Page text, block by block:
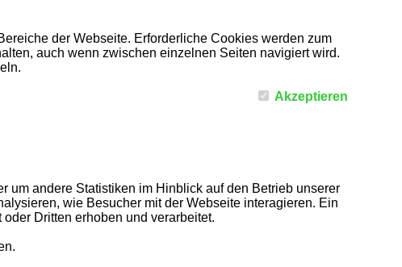
der Webseite. Erforderliche Cookies werden zum
auch wenn zwischen einzelnen Seiten navigiert wird.
Akzeptieren
um andere Statistiken im Hinblick auf den Betrieb unserer
wie Besucher mit der Webseite interagieren. Ein
Dritten erhoben und verarbeitet.